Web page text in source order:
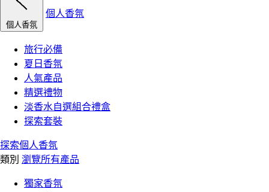
個人香氛
個人香氛
旅行必備
夏日香氛
人氣產品
精選禮物
淡香水自選組合禮盒
探索套裝
探索個人香氛
類別 瀏覽所有產品
獨家香氛